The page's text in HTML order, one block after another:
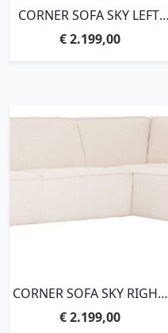
CORNER SOFA SKY LEFT,
TEDDY ECRU,78X265X197
CM, LEFT, ECRU
€2.199,00
CORNER SOFA SKY RIGHT,
TEDDY ECRU,78X265X197
CM, RIGHT, ECRU
€2.199,00